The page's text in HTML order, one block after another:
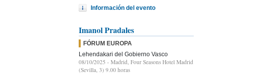
Información del evento
Imanol Pradales
FÓRUM EUROPA
Lehendakari del Gobierno Vasco
08/10/2025 - Madrid, Four Seasons Hotel Madrid
(Sevilla, 3) 9.00 horas